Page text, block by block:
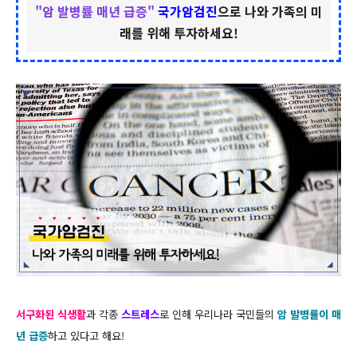
"암 발병률 매년 급증" 국가암검진으로 나와 가족의 미
래를 위해 투자하세요!
서구화된 식생활과 각종 스트레스로 인해 우리나라 국민들의 암 발병률이 매
년 급증하고 있다고 해요!